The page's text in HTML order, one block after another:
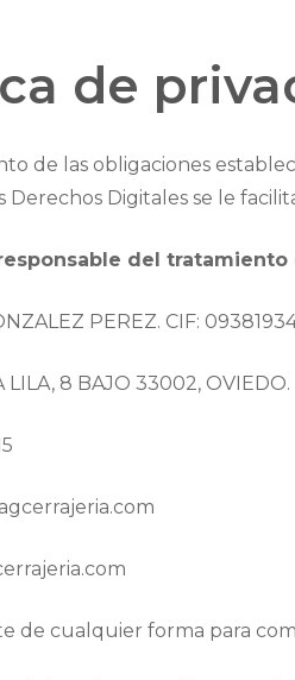
de
de las obligaciones
Derechos Digitales se le
del
PEREZ. CIF:
LILA, 8 BAJO 33002, OVIEDO.
de cualquier forma para